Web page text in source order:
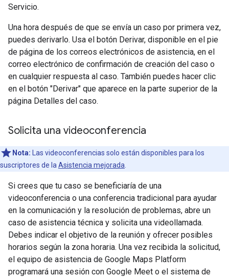
Servicio.
Una hora después de que se envía un caso por primera vez,
puedes derivarlo. Usa el botón Derivar, disponible en el pie
de página de los correos electrónicos de asistencia, en el
correo electrónico de confirmación de creación del caso o
en cualquier respuesta al caso. También puedes hacer clic
en el botón "Derivar" que aparece en la parte superior de la
página Detalles del caso.
Solicita una videoconferencia
Nota: Las videoconferencias solo están disponibles para los
suscriptores de la Asistencia mejorada
Si crees que tu caso se beneficiaría de una
videoconferencia o una conferencia tradicional para ayudar
en la comunicación y la resolución de problemas, abre un
caso de asistencia técnica y solicita una videollamada.
Debes indicar el objetivo de la reunión y ofrecer posibles
horarios según la zona horaria. Una vez recibida la solicitud,
el equipo de asistencia de Google Maps Platform
programará una sesión con Google Meet o el sistema de